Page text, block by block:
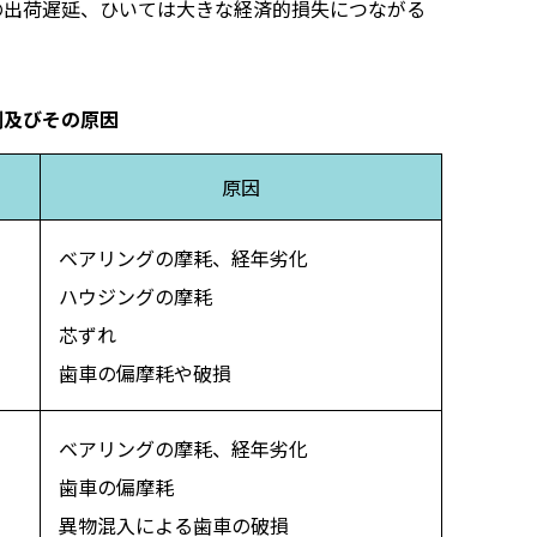
荷遅延、ひいては大きな経済的損失につながる
びその原因
原因
ベアリングの摩耗、経年劣化
ハウジングの摩耗
芯ずれ
歯車の偏摩耗や破損
ベアリングの摩耗、経年劣化
歯車の偏摩耗
異物混入による歯車の破損